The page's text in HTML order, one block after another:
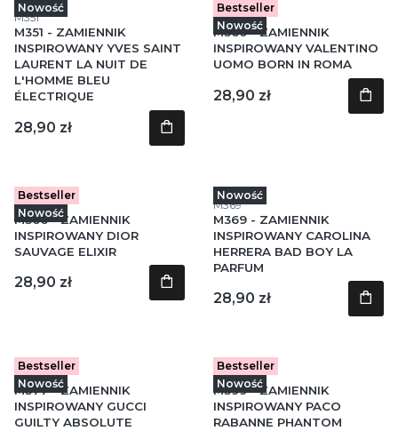
Nowość
Kod produktu
M351
M351 - ZAMIENNIK
INSPIROWANY YVES SAINT
LAURENT LA NUIT DE
L'HOMME BLEU
ÉLECTRIQUE
Cena
28,90 zł
Bestseller
Nowość
Kod produktu
M360
M360 - ZAMIENNIK
INSPIROWANY VALENTINO
UOMO BORN IN ROMA
Cena
28,90 zł
Bestseller
Nowość
Kod produktu
M366
M366 - ZAMIENNIK
INSPIROWANY DIOR
SAUVAGE ELIXIR
Cena
28,90 zł
Nowość
Kod produktu
M369
M369 - ZAMIENNIK
INSPIROWANY CAROLINA
HERRERA BAD BOY LA
PARFUM
Cena
28,90 zł
Bestseller
Nowość
Kod produktu
M377
M377 - ZAMIENNIK
INSPIROWANY GUCCI
GUILTY ABSOLUTE
Bestseller
Nowość
Kod produktu
M399
M399 - ZAMIENNIK
INSPIROWANY PACO
RABANNE PHANTOM